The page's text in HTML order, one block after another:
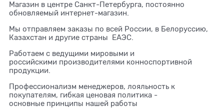
Магазин в центре Санкт-Петербурга, постоянно
обновляемый интернет-магазин.
Мы отправляем заказы по всей России, в Белоруссию,
Казахстан и другие страны ЕАЭС.
Работаем с ведущими мировыми и
российскими производителями конноспортивной
продукции.
Профессионализм менеджеров, лояльность к
покупателям, гибкая ценовая политика -
основные принципы нашей работы